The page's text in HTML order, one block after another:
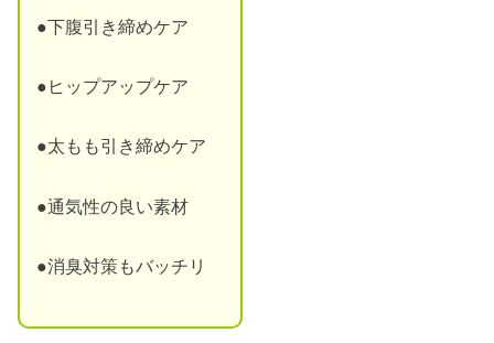
●下腹引き締めケア
●ヒップアップケア
●太もも引き締めケア
●通気性の良い素材
●消臭対策もバッチリ